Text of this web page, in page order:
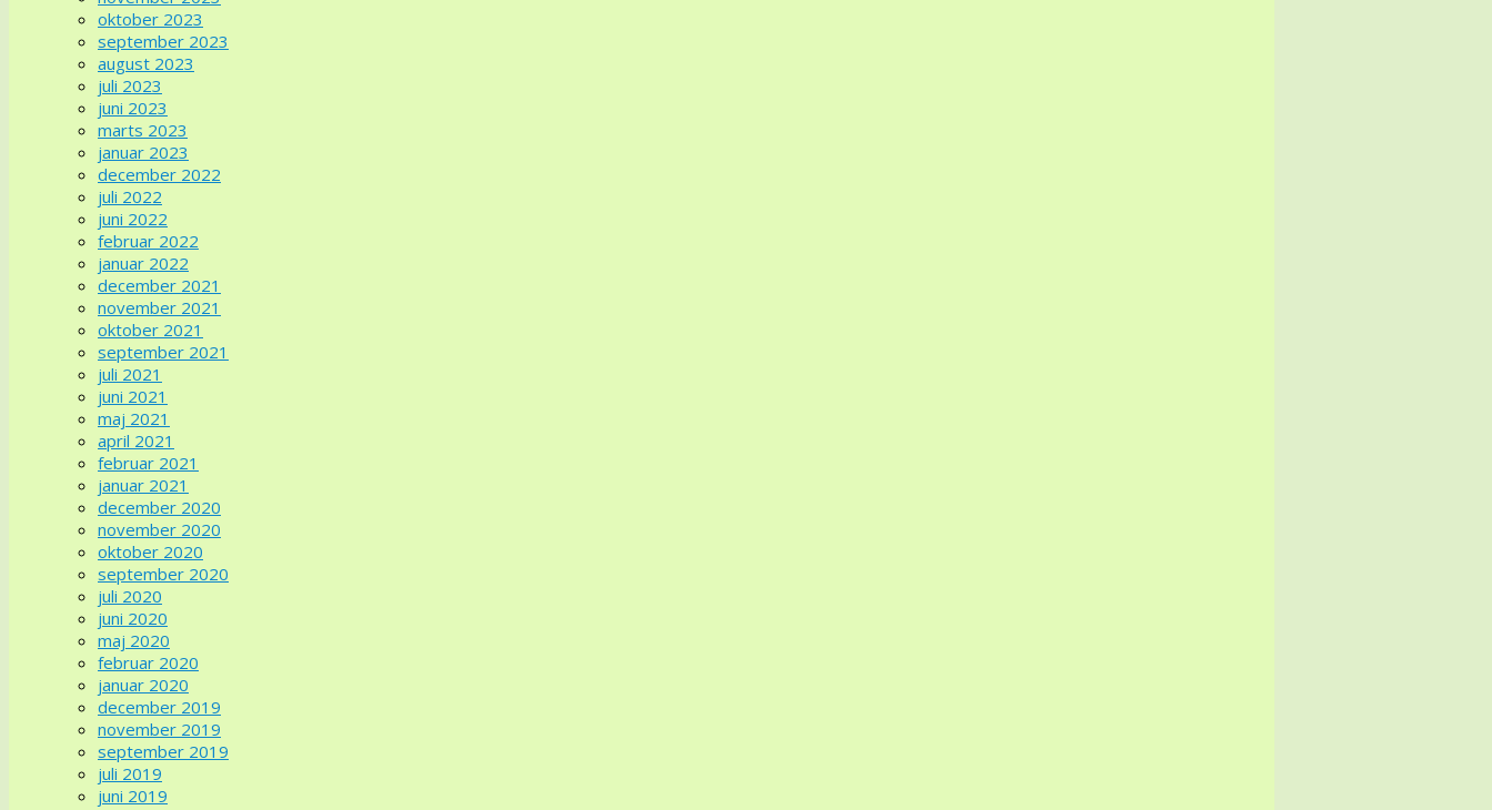
oktober 2023
september 2023
august 2023
juli 2023
juni 2023
marts 2023
januar 2023
december 2022
juli 2022
juni 2022
februar 2022
januar 2022
december 2021
november 2021
oktober 2021
september 2021
juli 2021
juni 2021
maj 2021
april 2021
februar 2021
januar 2021
december 2020
november 2020
oktober 2020
september 2020
juli 2020
juni 2020
maj 2020
februar 2020
januar 2020
december 2019
november 2019
september 2019
juli 2019
juni 2019